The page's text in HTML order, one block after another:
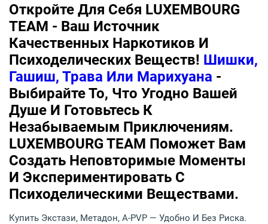
Откройте Для Себя LUXEMBOURG
TEAM - Ваш Источник
Качественных Наркотиков И
Психоделических Веществ! Шишки,
Гашиш, Трава Или Марихуана -
Выбирайте То, Что Угодно Вашей
Душе И Готовьтесь К
Незабываемым Приключениям.
LUXEMBOURG TEAM Поможет Вам
Создать Неповторимые Моменты
И Экспериментировать С
Психоделическими Веществами.
Купить Экстази, Метадон, A-PVP — Удобно И Без Риска.